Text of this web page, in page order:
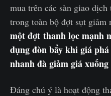
mua trên các sàn giao
trong toàn bộ đợt sụt giảm
một đợt thanh lọc mạnh
dụng đòn bẩy khi giá
nhanh đà giảm giá
Đáng chú ý là hoạt động